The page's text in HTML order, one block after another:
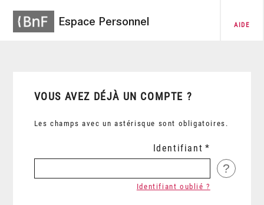
Espace Personnel AIDE
VOUS AVEZ DÉJÀ UN COMPTE ?
Les champs avec un astérisque sont obligatoires.
Identifiant
?
Identifiant oublié ?